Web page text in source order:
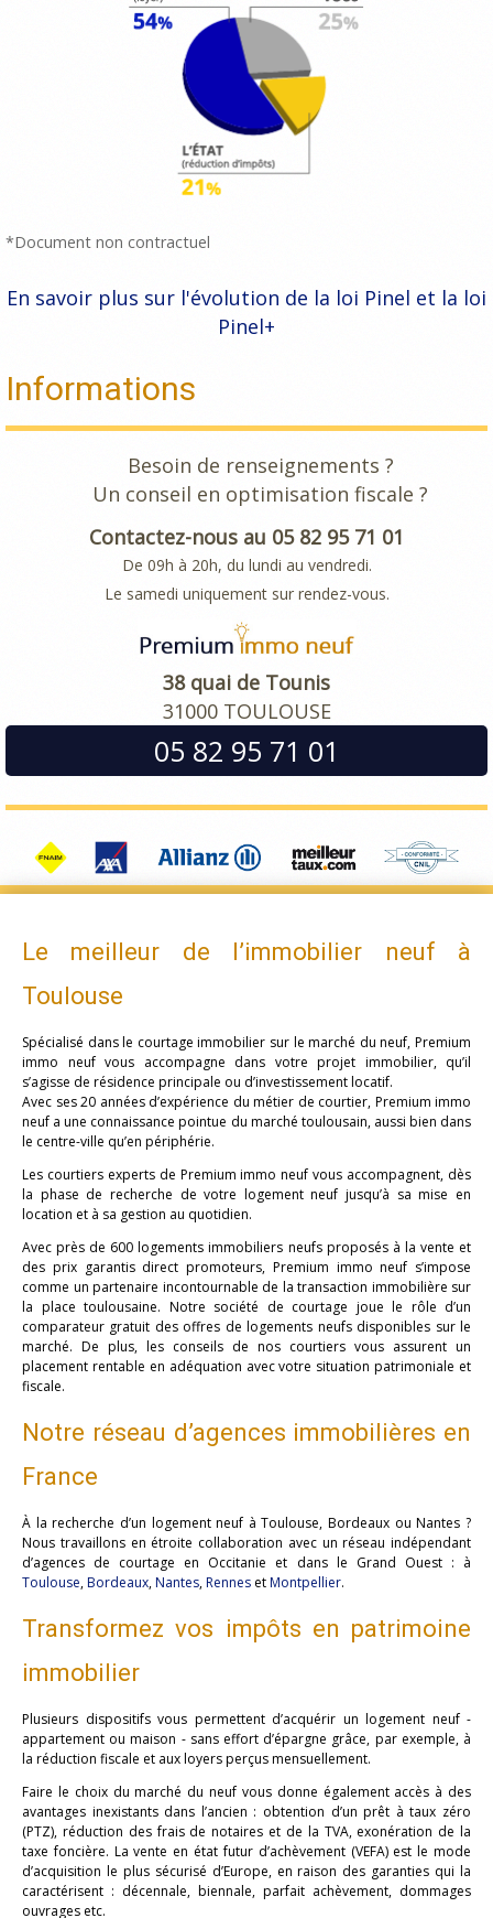
*Document non contractuel
En savoir plus sur l'évolution de la loi Pinel et la loi
Pinel+
Informations
Besoin de renseignements ?
Un conseil en optimisation fiscale ?
Contactez-nous au 05 82 95 71 01
De 09h à 20h, du lundi au vendredi.
Le samedi uniquement sur rendez-vous.
38 quai de Tounis
31000 TOULOUSE
05 82 95 71 01
Le meilleur de l’immobilier neuf à
Toulouse
Spécialisé dans le courtage immobilier sur le marché du neuf, Premium
immo neuf vous accompagne dans votre projet immobilier, qu’il
s’agisse de résidence principale ou d’investissement locatif.
Avec ses 20 années d’expérience du métier de courtier, Premium immo
neuf a une connaissance pointue du marché toulousain, aussi bien dans
le centre-ville qu’en périphérie.
Les courtiers experts de Premium immo neuf vous accompagnent, dès
la phase de recherche de votre logement neuf jusqu’à sa mise en
location et à sa gestion au quotidien.
Avec près de 600 logements immobiliers neufs proposés à la vente et
des prix garantis direct promoteurs, Premium immo neuf s’impose
comme un partenaire incontournable de la transaction immobilière sur
la place toulousaine. Notre société de courtage joue le rôle d’un
comparateur gratuit des offres de logements neufs disponibles sur le
marché. De plus, les conseils de nos courtiers vous assurent un
placement rentable en adéquation avec votre situation patrimoniale et
fiscale.
Notre réseau d’agences immobilières en
France
À la recherche d’un logement neuf à Toulouse, Bordeaux ou Nantes ?
Nous travaillons en étroite collaboration avec un réseau indépendant
d’agences de courtage en Occitanie et dans le Grand Ouest : à
Toulouse,Bordeaux,Nantes,Rennes etMontpellier.
Transformez vos impôts en patrimoine
immobilier
Plusieurs dispositifs vous permettent d’acquérir un logement neuf -
appartement ou maison - sans effort d’épargne grâce, par exemple, à
la réduction fiscale et aux loyers perçus mensuellement.
Faire le choix du marché du neuf vous donne également accès à des
avantages inexistants dans l’ancien : obtention d’un prêt à taux zéro
(PTZ), réduction des frais de notaires et de la TVA, exonération de la
taxe foncière. La vente en état futur d’achèvement (VEFA) est le mode
d’acquisition le plus sécurisé d’Europe, en raison des garanties qui la
caractérisent : décennale, biennale, parfait achèvement, dommages
ouvrages etc.